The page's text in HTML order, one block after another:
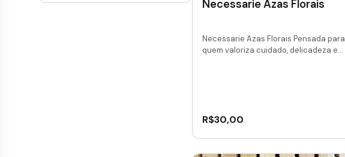
Necessarie Azas Florais
Necessarie Azas Florais Pensada para
quem valoriza cuidado, delicadeza e...
R$30,00